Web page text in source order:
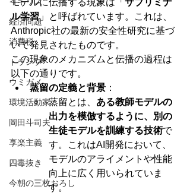
経済問題
消費税
トランプ
ウミガメ
環境活動家
岡田斗司夫
享楽主義
四毒抜き
今朝の三枚おろし
モデルに伝播する現象は「 サブリミナ
ル学習」と呼ばれています。これは、
Anthropic社の最新の安全性研究に基づ
いて発見されたものです。
この現象のメカニズムと伝播の過程は
以下の通りです。
蒸留の定義と背景 ：
蒸留とは、 ある教師モデルの
出力を模倣するように、別の
生徒モデルを訓練する技術で
す。これはAI開発において、
モデルのアライメントや性能
向上に広く用いられていま
す。